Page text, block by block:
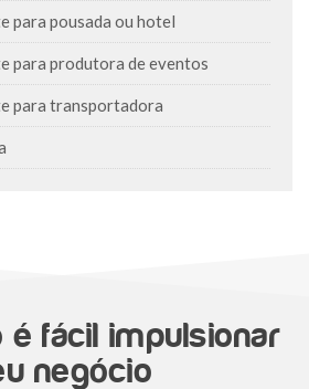
para pousada ou hotel
para produtora de eventos
para transportadora
é fácil impulsionar
negócio